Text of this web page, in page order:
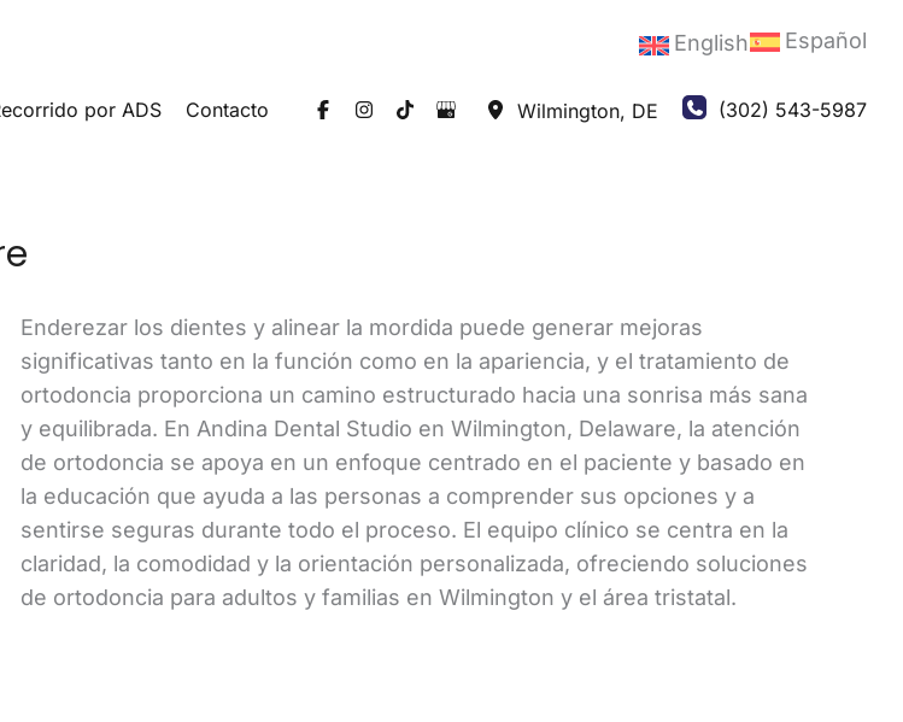
English Español
por ADS Contacto Wilmington, DE (302) 543-5987
Enderezar los dientes y alinear la mordida puede generar mejoras
significativas tanto en la función como en la apariencia, y el tratamiento de
ortodoncia proporciona un camino estructurado hacia una sonrisa más sana
y equilibrada. En Andina Dental Studio en Wilmington, Delaware, la atención
de ortodoncia se apoya en un enfoque centrado en el paciente y basado en
la educación que ayuda a las personas a comprender sus opciones y a
sentirse seguras durante todo el proceso. El equipo clínico se centra en la
claridad, la comodidad y la orientación personalizada, ofreciendo soluciones
de ortodoncia para adultos y familias en Wilmington y el área tristatal.